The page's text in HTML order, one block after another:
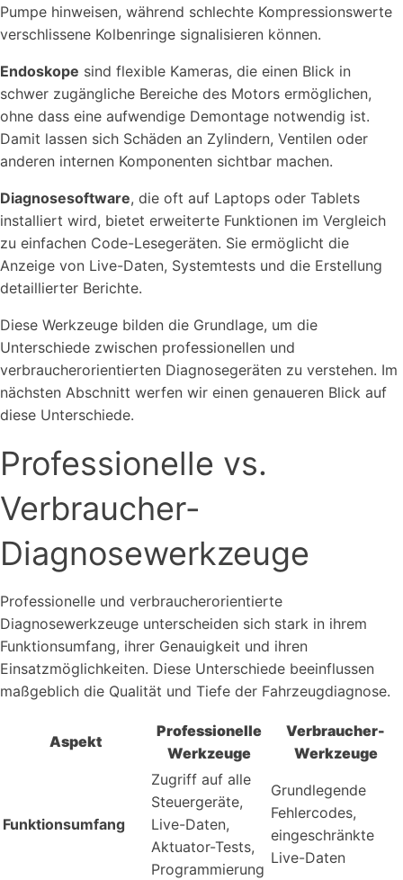
Pumpe hinweisen, während schlechte Kompressionswerte
verschlissene Kolbenringe signalisieren können.
Endoskope sind flexible Kameras, die einen Blick in
schwer zugängliche Bereiche des Motors ermöglichen,
ohne dass eine aufwendige Demontage notwendig ist.
Damit lassen sich Schäden an Zylindern, Ventilen oder
anderen internen Komponenten sichtbar machen.
Diagnosesoftware, die oft auf Laptops oder Tablets
installiert wird, bietet erweiterte Funktionen im Vergleich
zu einfachen Code-Lesegeräten. Sie ermöglicht die
Anzeige von Live-Daten, Systemtests und die Erstellung
detaillierter Berichte.
Diese Werkzeuge bilden die Grundlage, um die
Unterschiede zwischen professionellen und
verbraucherorientierten Diagnosegeräten zu verstehen. Im
nächsten Abschnitt werfen wir einen genaueren Blick auf
diese Unterschiede.
Professionelle vs.
Verbraucher-
Diagnosewerkzeuge
Professionelle und verbraucherorientierte
Diagnosewerkzeuge unterscheiden sich stark in ihrem
Funktionsumfang, ihrer Genauigkeit und ihren
Einsatzmöglichkeiten. Diese Unterschiede beeinflussen
maßgeblich die Qualität und Tiefe der Fahrzeugdiagnose.
Aspekt
Professionelle
Werkzeuge
Verbraucher-
Werkzeuge
Funktionsumfang
Zugriff auf alle
Steuergeräte,
Live-Daten,
Aktuator-Tests,
Programmierung
Grundlegende
Fehlercodes,
eingeschränkte
Live-Daten